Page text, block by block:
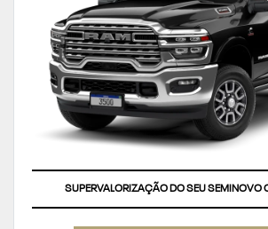
SUPERVALORIZAÇÃO DO SEU SEMINOVO